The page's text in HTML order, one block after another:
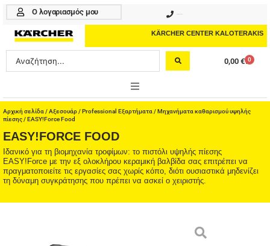
Μετάβαση
περιεχόμενο
Ο λογαριασμός μου
KÄRCHER CENTER KALOTERAKIS
Search
...
0,00 € 0
Cart
ONLINE SHOP
HOME & GARDEN
PROFESSIONAL
Αρχική σελίδα /Αξεσουάρ/Professional Εξαρτήματα /Μηχανήματα καθαρισμού υψηλής
πίεσης/ EASY!Force Food
EASY!FORCE FOOD
Ιδανικό για τη βιομηχανία τροφίμων: το πιστόλι υψηλής πίεσης
EASY!Force με την εξ ολοκλήρου κεραμική βαλβίδα σας επιτρέπει να
πραγματοποιείτε τις εργασίες σας χωρίς κόπο, διότι ουσιαστικά μηδενίζει
τη δύναμη συγκράτησης που πρέπει να ασκεί ο χειριστής.